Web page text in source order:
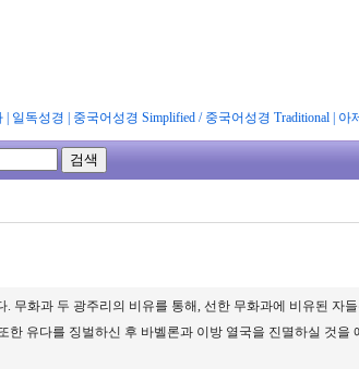
| 일독성경 중국어성경 Simplified/ 중국어성경 Traditional| 아
화과 두 광주리의 비유를 통해, 선한 무화과에 비유된 자
유다를 징벌하신 후 바벨론과 이방 열국을 진멸하실 것을